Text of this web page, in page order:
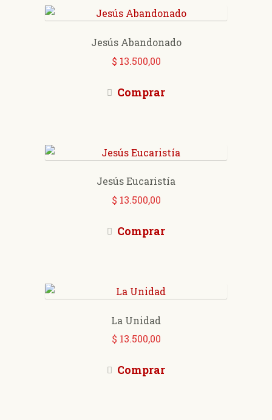
Jesús Abandonado
$ 13.500,00
Comprar
Jesús Eucaristía
$ 13.500,00
Comprar
La Unidad
$ 13.500,00
Comprar